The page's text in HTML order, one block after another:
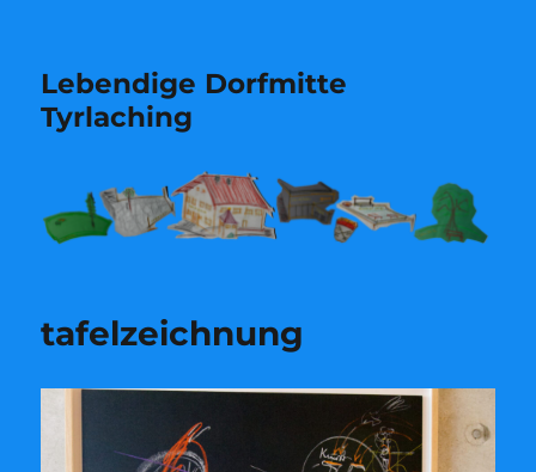
Lebendige Dorfmitte
Tyrlaching
tafelzeichnung